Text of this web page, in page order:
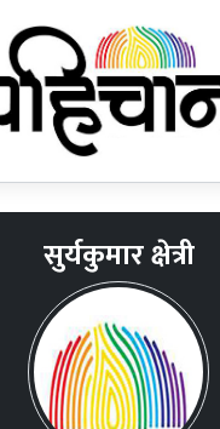
सुर्यकुमार क्षेत्री